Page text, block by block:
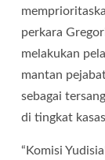
perkara
melakukan
mantan
sebagai
di tingkat
“Komisi